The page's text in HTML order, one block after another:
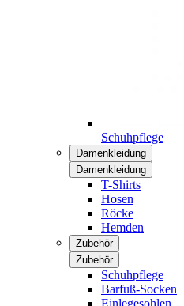
Schuhpflege
Damenkleidung
Damenkleidung
T-Shirts
Hosen
Röcke
Hemden
Zubehör
Zubehör
Schuhpflege
Barfuß-Socken
Einlegesohlen